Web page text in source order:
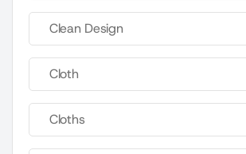
Clean Design
Cloth
Cloths